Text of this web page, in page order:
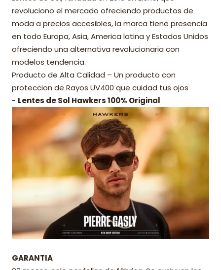
revoluciono el mercado ofreciendo productos de
moda a precios accesibles, la marca tiene presencia
en todo Europa, Asia, America latina y Estados Unidos
ofreciendo una alternativa revolucionaria con
modelos tendencia.
Producto de Alta Calidad – Un producto con
proteccion de Rayos UV400 que cuidad tus ojos
- Lentes de Sol Hawkers 100% Original
GARANTIA